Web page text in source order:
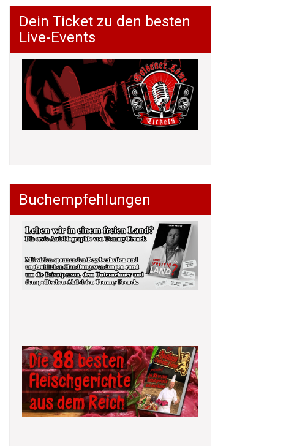
Dein Ticket zu den besten
Live-Events
Buchempfehlungen